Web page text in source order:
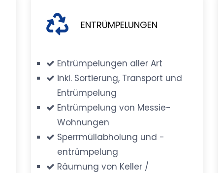
ENTRÜMPELUNGEN
Entrümpelungen aller Art
inkl. Sortierung, Transport und
Entrümpelung
Entrümpelung von Messie-
Wohnungen
Sperrmüllabholung und -
entrümpelung
Räumung von Keller /